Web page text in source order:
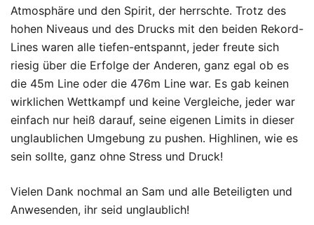
Atmosphäre und den Spirit, der herrschte. Trotz des
hohen Niveaus und des Drucks mit den beiden Rekord-
Lines waren alle tiefen-entspannt, jeder freute sich
riesig über die Erfolge der Anderen, ganz egal ob es
die 45m Line oder die 476m Line war. Es gab keinen
wirklichen Wettkampf und keine Vergleiche, jeder war
einfach nur heiß darauf, seine eigenen Limits in dieser
unglaublichen Umgebung zu pushen. Highlinen, wie es
sein sollte, ganz ohne Stress und Druck!
Vielen Dank nochmal an Sam und alle Beteiligten und
Anwesenden, ihr seid unglaublich!